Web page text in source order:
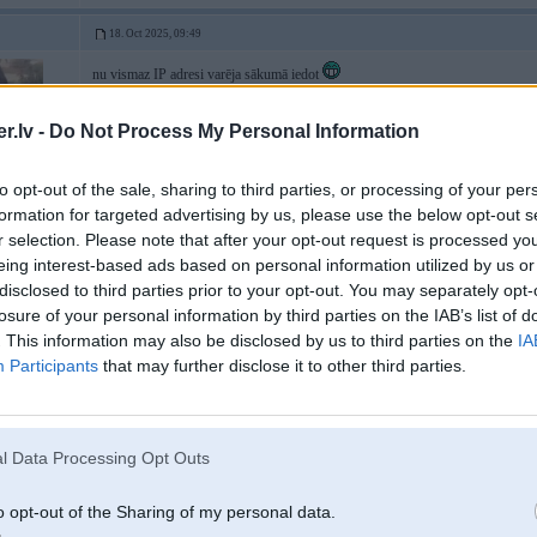
- Do Not Process My Personal Information
opt-out of the sale, sharing to third parties, or processing of your
for targeted advertising by us, please use the below opt-out
selection. Please note that after your opt-out request is processed
interest-based ads based on personal information utilized by us
to third parties prior to your opt-out. You may separately
of your personal information by third parties on the IAB’s list of
This information may also be disclosed by us to third parties on the
Participants that may further disclose it to other third parties.
Data Processing Opt Outs
opt-out of the Sharing of my personal data.
18. Oct 2025, 09:49
nu vismaz IP adresi varēja sākumā iedot
18. Oct 2025, 10:28
Es tā sapratu ka viens 3 naktī bija gatavs no čuhņas braukt ar taksi uz rīgu,